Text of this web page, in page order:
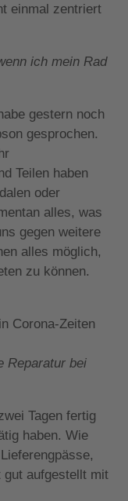
einmal zentriert
ich mein Rad
gestern noch
gesprochen.
Teilen haben
oder
alles, was
gegen weitere
alles möglich,
zu können.
Corona-Zeiten
Reparatur bei
Tagen fertig
haben. Wie
gut aufgestellt mit